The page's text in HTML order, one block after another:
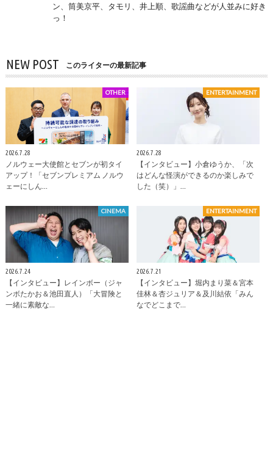
ン、筒美京平、タモリ、井上順、歌謡曲などが人並みに好き
っ！
NEW POST このライターの最新記事
OTHER
2026.7.28
ノルウェー大使館とセブンが初タイ
アップ！「セブンプレミアム ノルウ
ェーにしん…
ENTERTAINMENT
2026.7.28
【インタビュー】小倉ゆうか、「次
はどんな怪演ができるのか楽しみで
した（笑）」…
CINEMA
2026.7.24
【インタビュー】レインボー（ジャ
ンボたかお＆池田直人）「大冒険と
一緒に素敵な…
ENTERTAINMENT
2026.7.21
【インタビュー】堀内まり菜＆宮本
佳林＆杏ジュリア＆及川結依「みん
なでどこまで…